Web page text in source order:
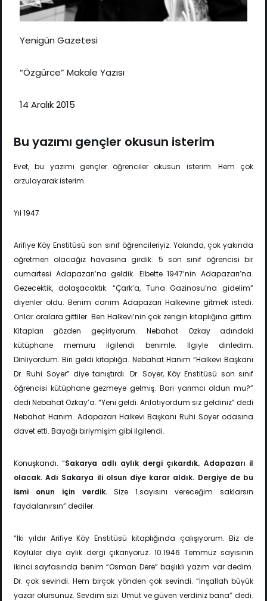
Yenigün Gazetesi
“Özgürce” Makale Yazısı
14 Aralık 2015
Bu yazımı gençler okusun isterim
Evet, bu yazımı gençler öğrenciler okusun isterim. Hem çok
arzulayarak isterim.
Yıl 1947
Arifiye Köy Enstitüsü son sınıf öğrencileriyiz. Yakında, çok yakında
öğretmen olacağız havasına girdik. 5 son sınıf öğrencisi bir
cumartesi Adapazarı’na geldik. Elbette 1947’nin Adapazarı’na.
Gezecektik, dolaşacaktık. “Çark’a, Tuna Gazinosu’na gidelim”
diyenler oldu. Benim canım Adapazarı Halkevine gitmek istedi.
Onlar oralara gittiler. Ben Halkevi’nin çok zengin kitaplığına gittim.
Kitapları gözden geçiriyorum. Nebahat Ozkay adındaki
kütüphane memuru ilgilendi benimle. İlgiyle dinledim.
Dinliyordum. Biri geldi kitaplığa. Nebahat Hanım “Halkevi Başkanı
Dr. Ruhi Soyer” diye tanıştırdı. Dr. Soyer, Köy Enstitüsü son sınıf
öğrencisi kütüphane gezmeye gelmiş. Bari yarımcı oldun mu?”
dedi Nebahat Ozkay’a. “Yeni geldi. Anlatıyordum siz geldiniz” dedi
Nebahat Hanım. Adapazarı Halkevi Başkanı Ruhi Soyer odasına
davet etti. Bayağı biriymişim gibi ilgilendi.
Konuşkandı. “Sakarya adlı aylık dergi çıkardık. Adapazarı il
olacak. Adı Sakarya ili olsun diye karar aldık. Dergiye de bu
ismi onun için verdik.Size 1.sayısını vereceğim saklarsın
faydalanırsın” dediler.
“İki yıldır Arifiye Köy Enstitüsü kitaplığında çalışıyorum. Biz de
Köylüler diye aylık dergi çıkarıyoruz. 10.1946 Temmuz sayısının
ikinci sayfasında benim “Osman Dere” başlıklı yazım var dedim.
Dr. çok sevindi. Hem birçok yönden çok sevindi. “İnşallah büyük
yazar olursunuz. Sevdim sizi. Umut ve güven verdiniz bana” dedi.